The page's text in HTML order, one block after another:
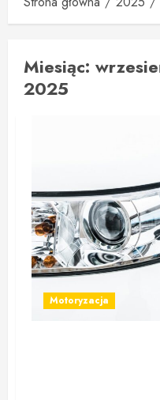
Miesiąc:
2025
Motoryzacja